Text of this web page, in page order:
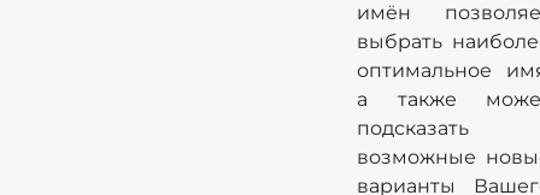
имён
выбрать
оптимальное
а также
подсказать
возможные
варианты